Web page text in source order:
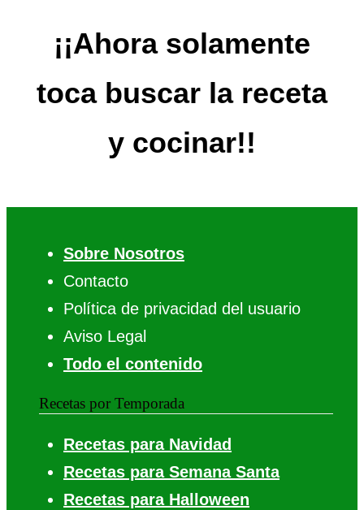
¡¡Ahora solamente
toca buscar la receta
y cocinar!!
Sobre Nosotros
Contacto
Política de privacidad del usuario
Aviso Legal
Todo el contenido
Recetas por Temporada
Recetas para Navidad
Recetas para Semana Santa
Recetas para Halloween